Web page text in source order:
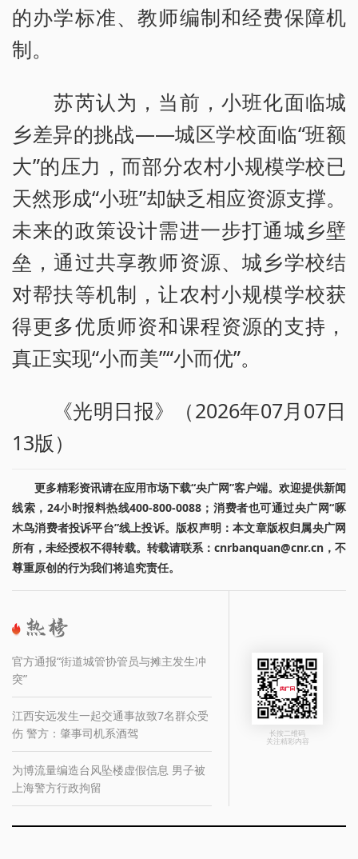
的办学标准、教师编制和经费保障机
制。
苏芮认为，当前，小班化面临城
乡差异的挑战——城区学校面临“班额
大”的压力，而部分农村小规模学校已
天然形成“小班”却缺乏相应资源支撑。
未来的政策设计需进一步打通城乡壁
垒，通过共享教师资源、城乡学校结
对帮扶等机制，让农村小规模学校获
得更多优质师资和课程资源的支持，
真正实现“小而美”“小而优”。
《光明日报》（2026年07月07日
13版）
更多精彩资讯请在应用市场下载“央广网”客户端。欢迎提供新闻
线索，24小时报料热线400-800-0088；消费者也可通过央广网“啄
木鸟消费者投诉平台”线上投诉。版权声明：本文章版权归属央广网
所有，未经授权不得转载。转载请联系：cnrbanquan@cnr.cn，不
尊重原创的行为我们将追究责任。
官方通报“街道城管协管员与摊主发生冲
突”
江西安远发生一起交通事故致7名群众受
伤 警方：肇事司机系酒驾
为博流量编造台风坠楼虚假信息 男子被
上海警方行政拘留
长按二维码
关注精彩内容